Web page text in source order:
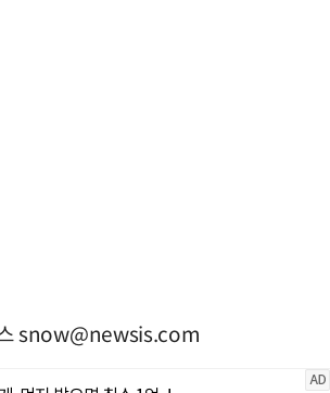
snow@newsis.com